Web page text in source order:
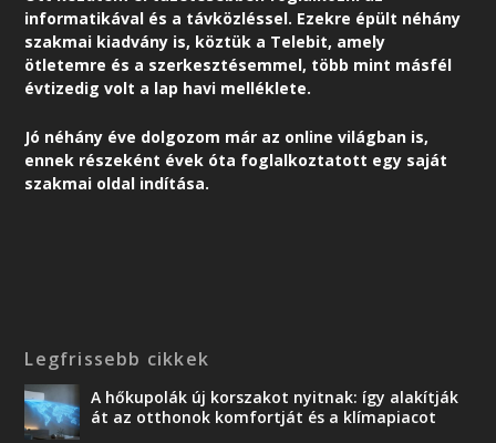
informatikával és a távközléssel. Ezekre épült néhány
szakmai kiadvány is, köztük a Telebit, amely
ötletemre és a szerkesztésemmel, több mint másfél
évtizedig volt a lap havi melléklete.
Jó néhány éve dolgozom már az online világban is,
ennek részeként évek óta foglalkoztatott egy saját
szakmai oldal indítása.
Legfrissebb cikkek
A hőkupolák új korszakot nyitnak: így alakítják
át az otthonok komfortját és a klímapiacot